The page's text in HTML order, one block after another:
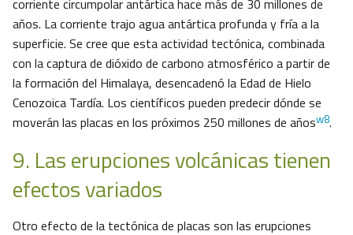
corriente circumpolar antártica hace más de 30 millones de
años. La corriente trajo agua antártica profunda y fría a la
superficie. Se cree que esta actividad tectónica, combinada
con la captura de dióxido de carbono atmosférico a partir de
la formación del Himalaya, desencadenó la Edad de Hielo
Cenozoica Tardía. Los científicos pueden predecir dónde se
moverán las placas en los próximos 250 millones de añosw8.
9. Las erupciones volcánicas tienen
efectos variados
Otro efecto de la tectónica de placas son las erupciones